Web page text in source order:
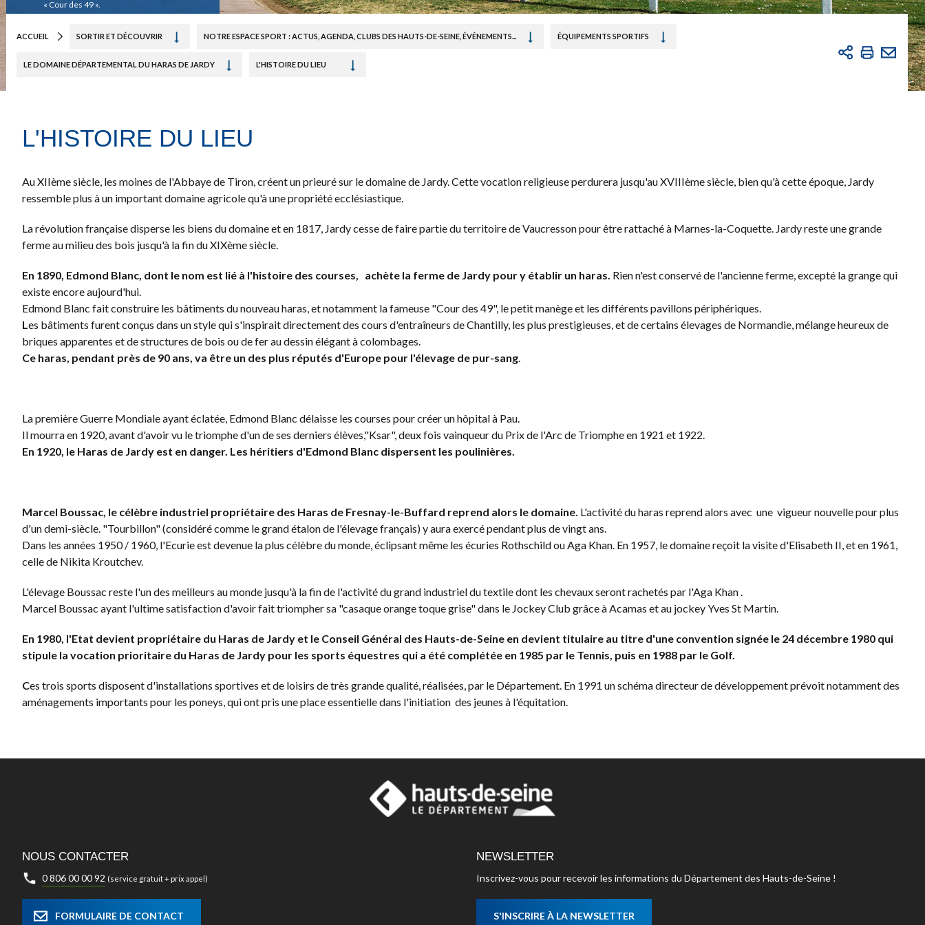
« Cour des 49 ».
ACCUEIL SORTIR ET DÉCOUVRIR NOTRE ESPACE SPORT : ACTUS, AGENDA, CLUBS DES HAUTS-DE-SEINE, ÉVÉNEMENTS... ÉQUIPEMENTS SPORTIFS
LE DOMAINE DÉPARTEMENTAL DU HARAS DE JARDY L'HISTOIRE DU LIEU
L'HISTOIRE DU LIEU
Au XIIème siècle, les moines de l'Abbaye de Tiron, créent un prieuré sur le domaine de Jardy. Cette vocation religieuse perdurera jusqu'au XVIIIème siècle, bien qu'à cette époque, Jardy
ressemble plus à un important domaine agricole qu'à une propriété ecclésiastique.
La révolution française disperse les biens du domaine et en 1817, Jardy cesse de faire partie du territoire de Vaucresson pour être rattaché à Marnes-la-Coquette. Jardy reste une grande
ferme au milieu des bois jusqu'à la fin du XIXème siècle.
En 1890, Edmond Blanc, dont le nom est lié à l'histoire des courses, achète la ferme de Jardy pour y établir un haras. Rien n'est conservé de l'ancienne ferme, excepté la grange qui
existe encore aujourd'hui.
Edmond Blanc fait construire les bâtiments du nouveau haras, et notamment la fameuse "Cour des 49", le petit manège et les différents pavillons périphériques.
Les bâtiments furent conçus dans un style qui s'inspirait directement des cours d'entraîneurs de Chantilly, les plus prestigieuses, et de certains élevages de Normandie, mélange heureux de
briques apparentes et de structures de bois ou de fer au dessin élégant à colombages.
Ce haras, pendant près de 90 ans, va être un des plus réputés d'Europe pour l'élevage de pur-sang.
La première Guerre Mondiale ayant éclatée, Edmond Blanc délaisse les courses pour créer un hôpital à Pau.
Il mourra en 1920, avant d'avoir vu le triomphe d'un de ses derniers élèves,"Ksar", deux fois vainqueur du Prix de l'Arc de Triomphe en 1921 et 1922.
En 1920, le Haras de Jardy est en danger. Les héritiers d'Edmond Blanc dispersent les poulinières.
Marcel Boussac, le célèbre industriel propriétaire des Haras de Fresnay-le-Buffard reprend alors le domaine. L'activité du haras reprend alors avec une vigueur nouvelle pour plus
d'un demi-siècle. "Tourbillon" (considéré comme le grand étalon de l'élevage français) y aura exercé pendant plus de vingt ans.
Dans les années 1950 / 1960, l'Ecurie est devenue la plus célèbre du monde, éclipsant même les écuries Rothschild ou Aga Khan. En 1957, le domaine reçoit la visite d'Elisabeth II, et en 1961,
celle de Nikita Kroutchev.
L'élevage Boussac reste l'un des meilleurs au monde jusqu'à la fin de l'activité du grand industriel du textile dont les chevaux seront rachetés par l'Aga Khan .
Marcel Boussac ayant l'ultime satisfaction d'avoir fait triompher sa "casaque orange toque grise" dans le Jockey Club grâce à Acamas et au jockey Yves St Martin.
En 1980, l'Etat devient propriétaire du Haras de Jardy et le Conseil Général des Hauts-de-Seine en devient titulaire au titre d'une convention signée le 24 décembre 1980 qui
stipule la vocation prioritaire du Haras de Jardy pour les sports équestres qui a été complétée en 1985 par le Tennis, puis en 1988 par le Golf.
Ces trois sports disposent d'installations sportives et de loisirs de très grande qualité, réalisées, par le Département. En 1991 un schéma directeur de développement prévoit notamment des
aménagements importants pour les poneys, qui ont pris une place essentielle dans l'initiation des jeunes à l'équitation.
NOUS CONTACTER
0 806 00 00 92 (service gratuit + prix appel)
FORMULAIRE DE CONTACT
NEWSLETTER
Inscrivez-vous pour recevoir les informations du Département des Hauts-de-Seine !
S'INSCRIRE À LA NEWSLETTER